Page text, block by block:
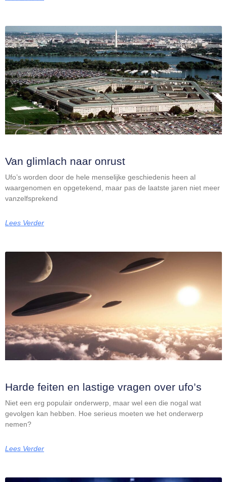
Van glimlach naar onrust
Ufo’s worden door de hele menselijke geschiedenis heen al
waargenomen en opgetekend, maar pas de laatste jaren niet meer
vanzelfsprekend
Lees Verder
Harde feiten en lastige vragen over ufo’s
Niet een erg populair onderwerp, maar wel een die nogal wat
gevolgen kan hebben. Hoe serieus moeten we het onderwerp
nemen?
Lees Verder